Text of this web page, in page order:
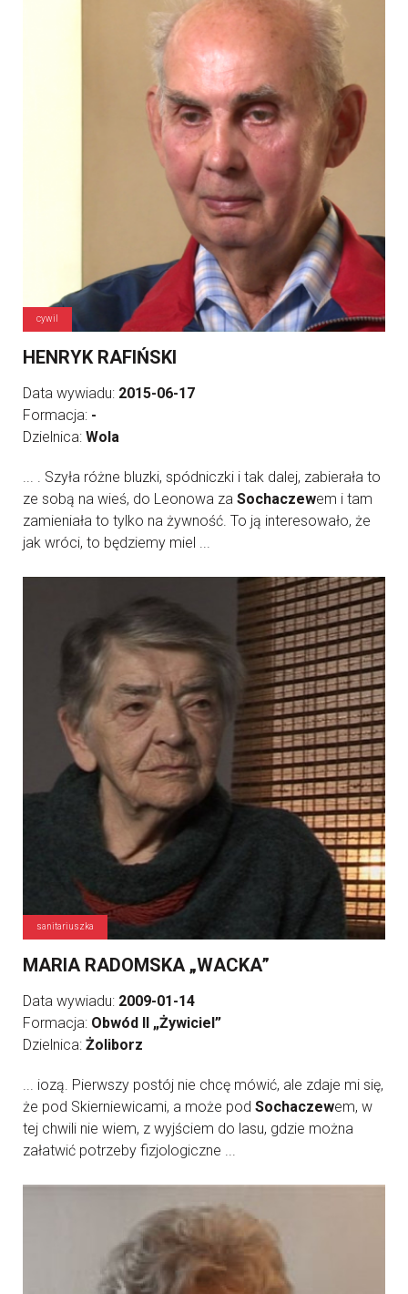
cywil
HENRYK RAFIŃSKI
Data wywiadu: 2015-06-17
Formacja: -
Dzielnica: Wola
... . Szyła różne bluzki, spódniczki i tak dalej, zabierała to
ze sobą na wieś, do Leonowa za Sochaczewem i tam
zamieniała to tylko na żywność. To ją interesowało, że
jak wróci, to będziemy miel ...
sanitariuszka
MARIA RADOMSKA „WACKA”
Data wywiadu: 2009-01-14
Formacja: Obwód II „Żywiciel”
Dzielnica: Żoliborz
... iozą. Pierwszy postój nie chcę mówić, ale zdaje mi się,
że pod Skierniewicami, a może pod Sochaczewem, w
tej chwili nie wiem, z wyjściem do lasu, gdzie można
załatwić potrzeby fizjologiczne ...